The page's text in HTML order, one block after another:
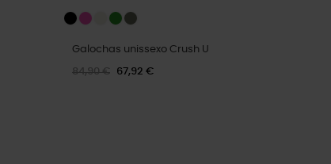
Galochas unissexo Crush U
84,90 € 67,92 €